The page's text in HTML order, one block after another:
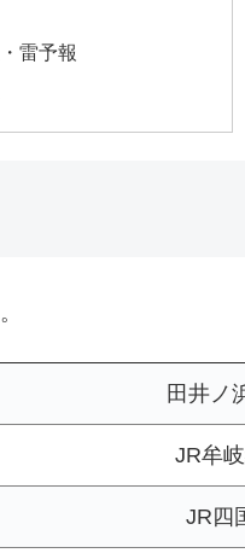
雷予報
田井ノ
JR牟
JR四